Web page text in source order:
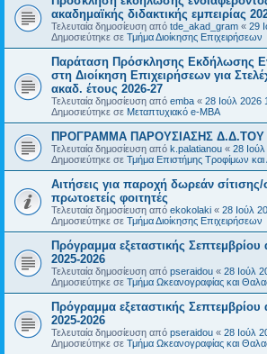
ακαδημαϊκής διδακτικής εμπειρίας
Τελευταία δημοσίευση από tde_akad_gram « 29
Δημοσιεύτηκε σε Τμήμα Διοίκησης Επιχειρήσεων
Παράταση Πρόσκλησης Εκδήλωσης
στη Διοίκηση Επιχειρήσεων για
ακαδ. έτους 2026-27
Τελευταία δημοσίευση από emba « 28 Ιούλ 2026
Δημοσιεύτηκε σε Μεταπτυχιακό e-MBA
ΠΡΟΓΡΑΜΜΑ ΠΑΡΟΥΣΙΑΣΗΣ Δ.Δ.ΤΟΥ
Τελευταία δημοσίευση από k.palatianou « 28
Δημοσιεύτηκε σε Τμήμα Επιστήμης Τροφίμων και
Αιτήσεις για παροχή δωρεάν
πρωτοετείς φοιτητές
Τελευταία δημοσίευση από ekokolaki « 28 Ιούλ
Δημοσιεύτηκε σε Τμήμα Διοίκησης Επιχειρήσεων
Πρόγραμμα εξεταστικής Σεπτεμβρίου
2025-2026
Τελευταία δημοσίευση από pseraidou « 28 Ιούλ
Δημοσιεύτηκε σε Τμήμα Ωκεανογραφίας και
Πρόγραμμα εξεταστικής Σεπτεμβρίου
2025-2026
Τελευταία δημοσίευση από pseraidou « 28 Ιούλ
Δημοσιεύτηκε σε Τμήμα Ωκεανογραφίας και